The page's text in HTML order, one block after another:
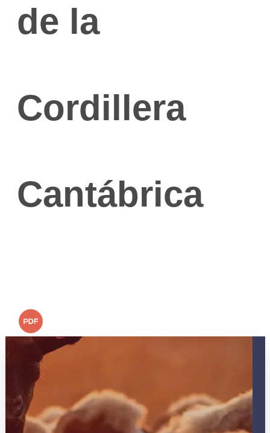
de la
Cordillera
Cantábrica